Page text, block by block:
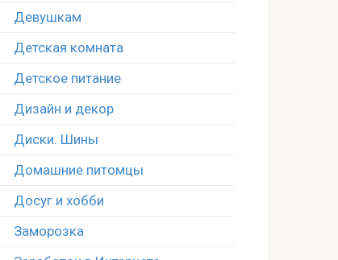
Девушкам
Детская комната
Детское питание
Дизайн и декор
Диски. Шины
Домашние питомцы
Досуг и хобби
Заморозка